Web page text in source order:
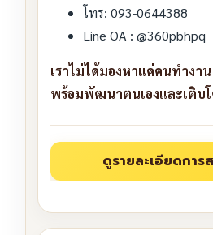
โทร: 093-0644388
Line OA : @360pbhpq
เราไม่ได้มองหาแค่คนทำงา
พร้อมพัฒนาตนเองและเติบ